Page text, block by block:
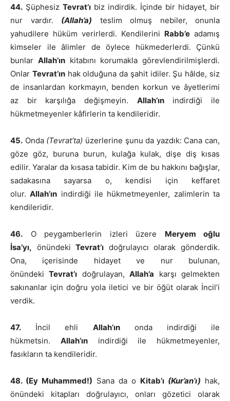
44. Şüphesiz Tevrat’ı biz indirdik. İçinde bir hidayet, bir
nur vardır. (Allah’a) teslim olmuş nebiler, onunla
yahudilere hüküm verirlerdi. Kendilerini Rabb’e adamış
kimseler ile âlimler de öylece hükmederlerdi. Çünkü
bunlar Allah’ınkitabını korumakla görevlendirilmişlerdi.
Onlar Tevrat’ınhak olduğuna da şahit idiler. Şu hâlde, siz
de insanlardan korkmayın, benden korkun ve âyetlerimi
az bir karşılığa değişmeyin. Allah’ınindirdiği ile
hükmetmeyenler kâfirlerin ta kendileridir.
45. Onda(Tevrat’ta) üzerlerine şunu da yazdık: Cana can,
göze göz, buruna burun, kulağa kulak, dişe diş kısas
edilir. Yaralar da kısasa tabidir. Kim de bu hakkını bağışlar,
sadakasına sayarsa o, kendisi için keffaret
olur.Allah’ın indirdiği ile hükmetmeyenler, zalimlerin ta
kendileridir.
46. O peygamberlerin izleri üzere Meryem oğlu
İsa’yı, önündekiTevrat’ı doğrulayıcı olarak gönderdik.
Ona, içerisinde hidayet ve nur bulunan,
önündekiTevrat’ı doğrulayan,Allah’a karşı gelmekten
sakınanlar için doğru yola iletici ve bir öğüt olarak İncil’i
verdik.
47. İncil ehli Allah’ınonda indirdiği ile
hükmetsin. Allah’ınindirdiği ile hükmetmeyenler,
fasıkların ta kendileridir.
48. (Ey Muhammed!) Sana da o Kitab’ı (Kur’an’ı) hak,
önündeki kitapları doğrulayıcı, onları gözetici olarak